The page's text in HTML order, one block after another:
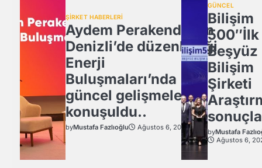
ŞİRKET HABERLERİ
Aydem Perakende’nin
Denizli’de düzenlediği
Enerji
Buluşmaları’nda
güncel gelişmeler
konuşuldu..
byMustafa Fazlıoğlu Ağustos 6, 2026
GÜNCEL
Bilişim
500″İlk
Beşyüz
Bilişim
Şirketi
byMustafa
Ağustos 6,